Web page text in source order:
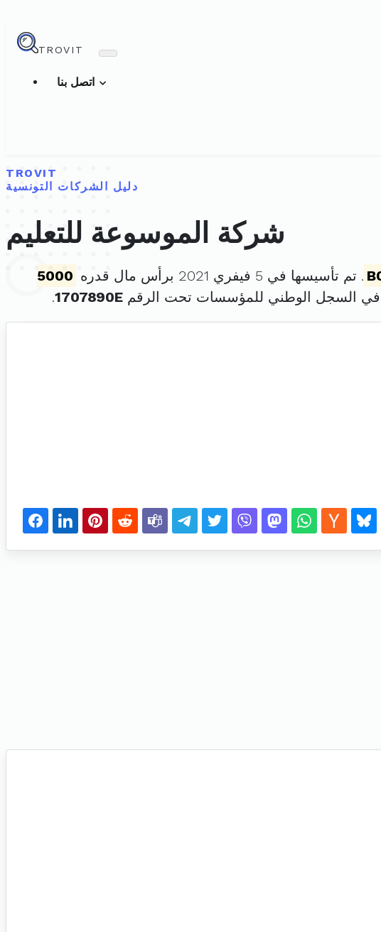
TROVIT
TROVIT
دليل الشركات التونسية
شركة الموسوعة للتعليم
. تم تأسيسها في 5 فيفري 2021 برأس مال قدره
5000
السجل الوطني للمؤسسات تحت الرقم 1707890E
.